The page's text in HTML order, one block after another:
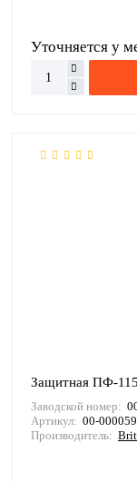
Уточняется у
Защитная ПФ-
Заводской номер:
Артикул: 00-
Производитель: